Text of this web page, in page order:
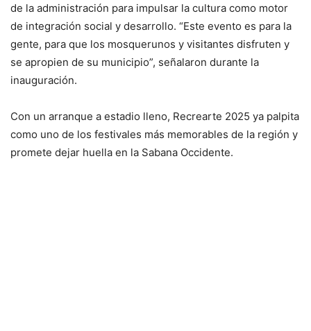
de la administración para impulsar la cultura como motor
de integración social y desarrollo. “Este evento es para la
gente, para que los mosquerunos y visitantes disfruten y
se apropien de su municipio”, señalaron durante la
inauguración.
Con un arranque a estadio lleno, Recrearte 2025 ya palpita
como uno de los festivales más memorables de la región y
promete dejar huella en la Sabana Occidente.